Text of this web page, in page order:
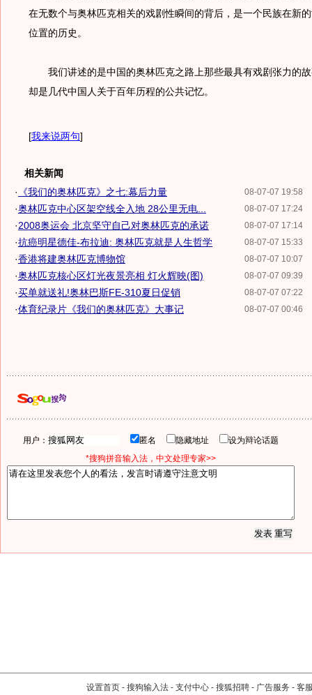
在无数个与奥林匹克相关的戏剧性瞬间的背后，是一个民族在新
位置的历史。
我们讲述的是中国的奥林匹克之路上那些最具有戏剧张力的故
却是几代中国人关于百年历程的公共记忆。
[我来说两句]
相关新闻
08-07-07 19:58
· 《我们的奥林匹克》之七:幕后力量
08-07-07 17:24
·奥林匹克中心区架空线全入地 28公里无电...
08-07-07 17:14
·2008奥运会 北京坚守自己对奥林匹克的承诺
08-07-07 15:33
·抗癌明星德佳-布拉迪: 奥林匹克就是人生哲学
08-07-07 10:07
·香港将建奥林匹克博物馆
08-07-07 09:39
·奥林匹克核心区灯光夜景亮相 灯火辉映(图)
08-07-07 07:22
·买单就送礼!奥林巴斯FE-310夏日促销
08-07-07 00:46
·体育纪录片《我们的奥林匹克》大事记
用户： 匿名 隐藏地址
设为辩论话题
*搜狗拼音输入法，中文处理专家>>
设置首页 - 搜狗输入法 - 支付中心 - 搜狐招聘 - 广告服务 - 客